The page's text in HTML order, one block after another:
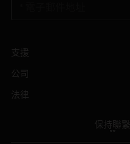
支援
公司
法律
保持聯繫
""